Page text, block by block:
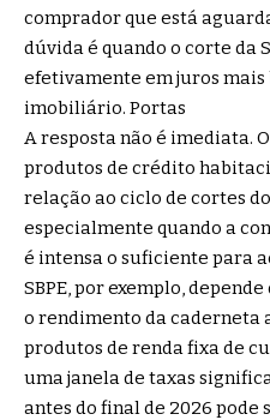
comprador que está
dúvida é quando o corte da
efetivamente em juros mais
imobiliário. Portas
A resposta não é imediata.
produtos de crédito
relação ao ciclo de cortes
especialmente quando a
é intensa o suficiente para
SBPE, por exemplo,
o rendimento da caderneta
produtos de renda fixa de
uma janela de taxas
antes do final de 2026 pode